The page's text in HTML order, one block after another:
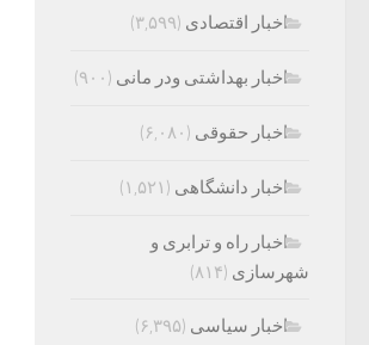
اخبار اقتصادی (۳,۵۹۹)
اخبار بهداشتی ودر مانی (۹۰۰)
اخبار حقوقی (۶,۰۸۰)
اخبار دانشگاهی (۱,۵۲۱)
اخبار راه و ترابری و
شهرسازی (۸۱۴)
اخبار سیاسی (۶,۳۹۵)